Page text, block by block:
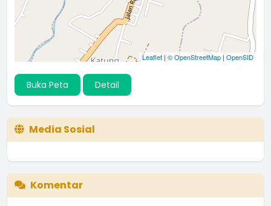
Leaflet | © OpenStreetMap | OpenSID
Buka Peta Detail
Media Sosial
Komentar